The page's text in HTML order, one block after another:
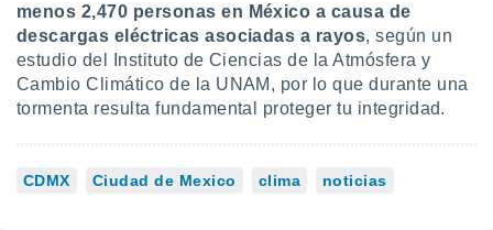
menos 2,470 personas en México a causa de
descargas eléctricas asociadas a rayos, según un
estudio del Instituto de Ciencias de la Atmósfera y
Cambio Climático de la UNAM, por lo que durante una
tormenta resulta fundamental proteger tu integridad.
CDMX Ciudad de Mexico clima noticias